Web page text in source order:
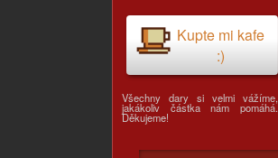
Kupte mi kafe
:)
Všechny dary si velmi vážíme,
jakákoliv částka nám pomáhá.
Děkujeme!